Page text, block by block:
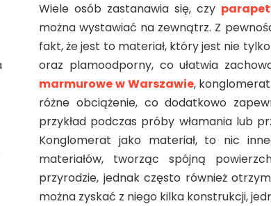
Wiele osób zastanawia się, czy
można wystawiać na zewnątrz. Z
fakt, że jest to materiał, który jest nie
oraz plamoodporny, co ułatwia
marmurowe w Warszawie,
różne obciążenie, co dodatkowo
przykład podczas próby włamania lub
Konglomerat jako materiał, to nic
materiałów, tworząc spójną
przyrodzie, jednak często również
można zyskać z niego kilka konstrukcji,